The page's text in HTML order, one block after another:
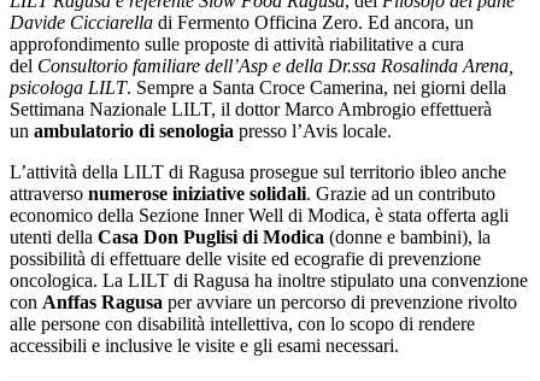
Davide Cicciarella di Fermento Officina Zero. Ed ancora, un
approfondimento sulle proposte di attività riabilitative a cura
del Consultorio familiare dell’Asp e della Dr.ssa Rosalinda Arena,
psicologa LILT. Sempre a Santa Croce Camerina, nei giorni della
Settimana Nazionale LILT, il dottor Marco Ambrogio effettuerà
un ambulatorio di senologia presso l’Avis locale.
L’attività della LILT di Ragusa prosegue sul territorio ibleo anche
attraverso numerose iniziative solidali. Grazie ad un contributo
economico della Sezione Inner Well di Modica, è stata offerta agli
utenti della Casa Don Puglisi di Modica (donne e bambini), la
possibilità di effettuare delle visite ed ecografie di prevenzione
oncologica. La LILT di Ragusa ha inoltre stipulato una convenzione
con Anffas Ragusa per avviare un percorso di prevenzione rivolto
alle persone con disabilità intellettiva, con lo scopo di rendere
accessibili e inclusive le visite e gli esami necessari.